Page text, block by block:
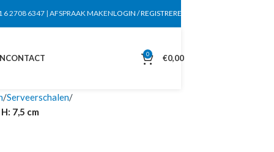
6 2708 6347 | AFSPRAAK MAKENLOGIN / REGISTREREN
CONTACT 0 €0,00
Serveerschalen
7,5 cm